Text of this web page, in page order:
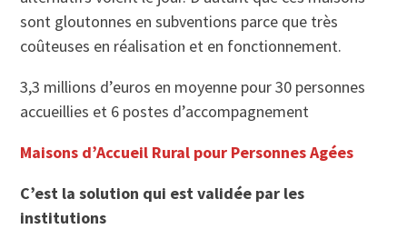
sont gloutonnes en subventions parce que très
coûteuses en réalisation et en fonctionnement.
3,3 millions d’euros en moyenne pour 30 personnes
accueillies et 6 postes d’accompagnement
Maisons d’Accueil Rural pour Personnes Agées
C’est la solution qui est validée par les
institutions